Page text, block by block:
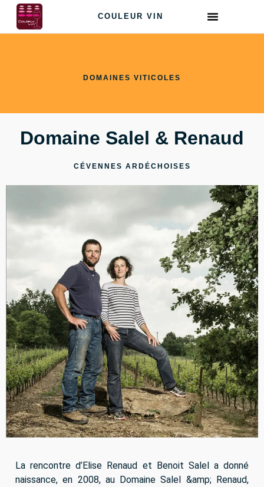
COULEUR VIN
DOMAINES VITICOLES
Domaine Salel & Renaud
CÉVENNES ARDÉCHOISES
La rencontre d’Elise Renaud et Benoit Salel a donné
naissance, en 2008, au Domaine Salel &amp; Renaud,